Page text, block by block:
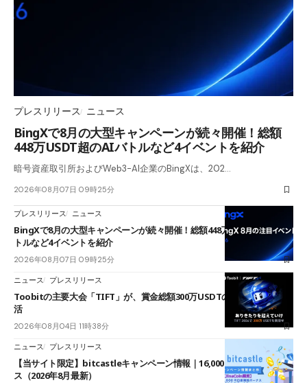
プレスリリース ニュース
BingXで8月の大型キャンペーンが続々開催！総額
448万USDT超のAIバトルなど4イベントを紹介
暗号資産取引所およびWeb3-AI企業のBingXは、202…
2026年08月07日 09時25分
プレスリリース ニュース
BingXで8月の大型キャンペーンが続々開催！総額448万USDT超のAIバ
トルなど4イベントを紹介
2026年08月07日 09時25分
ニュース プレスリリース
Toobitの主要大会「TIFT」が、賞金総額300万USDTのレースとして復
活
2026年08月04日 11時38分
ニュース プレスリリース
【当サイト限定】bitcastleキャンペーン情報｜16,000円口座開設ボーナ
ス（2026年8月最新）